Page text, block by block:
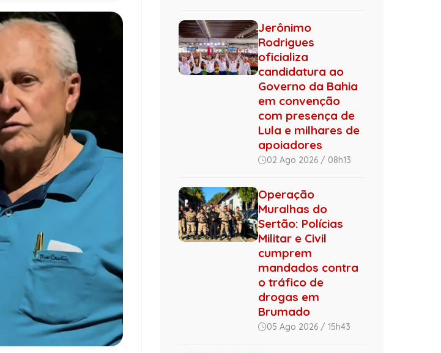
Jerônimo
Rodrigues
oficializa
candidatura ao
Governo da Bahia
em convenção
com presença de
Lula e milhares de
apoiadores
02 Ago 2026 / 08h13
Operação
Muralhas do
Sertão: Polícias
Militar e Civil
cumprem
mandados contra
o tráfico de
drogas em
Brumado
05 Ago 2026 / 15h43